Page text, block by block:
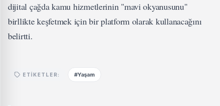
dijital çağda kamu hizmetlerinin "mavi okyanusunu"
birllikte keşfetmek için bir platform olarak kullanacağını
belirtti.
ETIKETLER: #Yaşam